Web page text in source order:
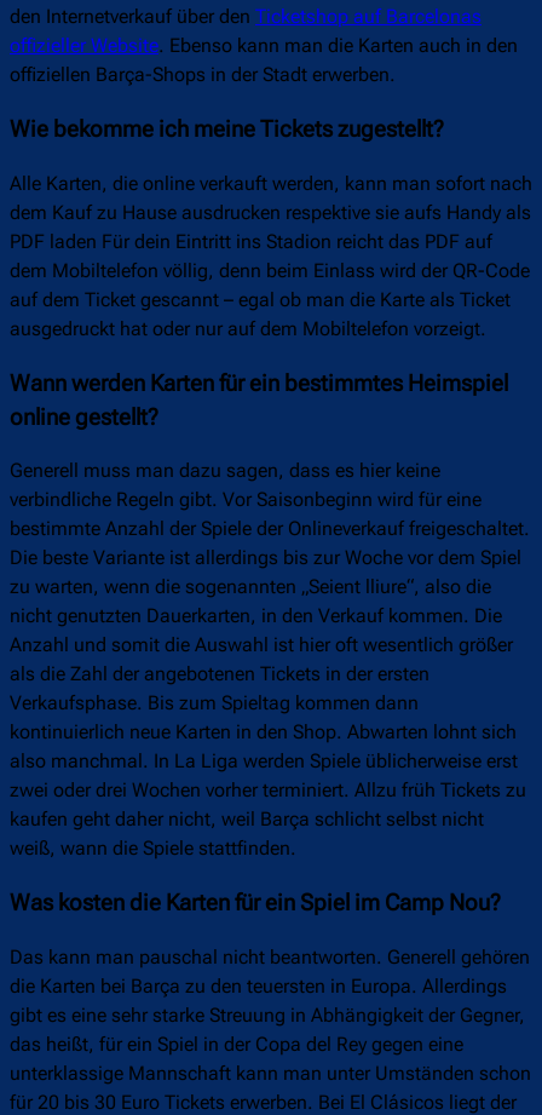
den Internetverkauf über den Ticketshop auf Barcelonas
offizieller Website. Ebenso kann man die Karten auch in den
offiziellen Barça-Shops in der Stadt erwerben.
Wie bekomme ich meine Tickets zugestellt?
Alle Karten, die online verkauft werden, kann man sofort nach
dem Kauf zu Hause ausdrucken respektive sie aufs Handy als
PDF laden Für dein Eintritt ins Stadion reicht das PDF auf
dem Mobiltelefon völlig, denn beim Einlass wird der QR-Code
auf dem Ticket gescannt – egal ob man die Karte als Ticket
ausgedruckt hat oder nur auf dem Mobiltelefon vorzeigt.
Wann werden Karten für ein bestimmtes Heimspiel
online gestellt?
Generell muss man dazu sagen, dass es hier keine
verbindliche Regeln gibt. Vor Saisonbeginn wird für eine
bestimmte Anzahl der Spiele der Onlineverkauf freigeschaltet.
Die beste Variante ist allerdings bis zur Woche vor dem Spiel
zu warten, wenn die sogenannten „Seient lliure“, also die
nicht genutzten Dauerkarten, in den Verkauf kommen. Die
Anzahl und somit die Auswahl ist hier oft wesentlich größer
als die Zahl der angebotenen Tickets in der ersten
Verkaufsphase. Bis zum Spieltag kommen dann
kontinuierlich neue Karten in den Shop. Abwarten lohnt sich
also manchmal. In La Liga werden Spiele üblicherweise erst
zwei oder drei Wochen vorher terminiert. Allzu früh Tickets zu
kaufen geht daher nicht, weil Barça schlicht selbst nicht
weiß, wann die Spiele stattfinden.
Was kosten die Karten für ein Spiel im Camp Nou?
Das kann man pauschal nicht beantworten. Generell gehören
die Karten bei Barça zu den teuersten in Europa. Allerdings
gibt es eine sehr starke Streuung in Abhängigkeit der Gegner,
das heißt, für ein Spiel in der Copa del Rey gegen eine
unterklassige Mannschaft kann man unter Umständen schon
für 20 bis 30 Euro Tickets erwerben. Bei El Clásicos liegt der